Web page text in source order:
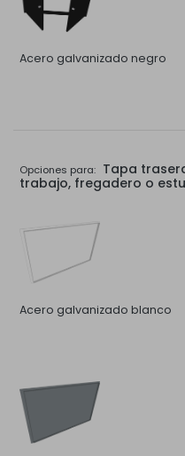
Acero galvanizado negro
Opciones para: Tapa
trabajo, fregadero o
Acero galvanizado blanco